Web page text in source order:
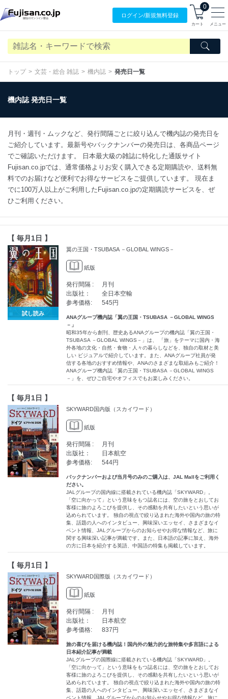
ログイン/新規無料登録
0
カート メニュー
トップ 文芸・総合 雑誌 機内誌 発売日一覧
機内誌 発売日一覧
月刊・週刊・ムックなど、発行間隔ごとに絞り込んで機内誌の発売日を
ご紹介しています。最新号やバックナンバーの発売日は、各商品ページ
でご確認いただけます。 日本最大級の雑誌に特化した通販サイト
Fujisan.co.jpでは、通常価格よりお安く購入できる定期購読や、送料無
料でのお届けなど便利でお得なサービスをご提供しています。 現在ま
でに100万人以上がご利用したFujisan.co.jpの定期購読サービスを、ぜ
ひご利用ください。
【 毎月1日 】
試し読み
翼の王国・TSUBASA －GLOBAL WINGS－
紙版
発行間隔 :
月刊
出版社：
全日本空輸
参考価格:
545円
ANAグループ機内誌「翼の王国・TSUBASA －GLOBAL WINGS
－」
昭和35年から創刊、歴史あるANAグループの機内誌「翼の王国・
TSUBASA －GLOBAL WINGS－」は、 「旅」をテーマに国内・海
外各地の文化・自然・食物・人々の暮らしなどを、独自の取材と美
しい ビジュアルで紹介しています。また、ANAグループ社員が発
信する各地のおすすめ情報や、ANAのさまざまな取組みもご紹介！
ANAグループ機内誌「翼の王国・TSUBASA －GLOBAL WINGS
－」を、ぜひご自宅やオフィスでもお楽しみください。
【 毎月1日 】
SKYWARD国内版（スカイワード）
紙版
発行間隔 :
月刊
出版社：
日本航空
参考価格:
544円
バックナンバーおよび当月号のみのご購入は、JAL Mallをご利用く
ださい。
JALグループの国内線に搭載されている機内誌「SKYWARD」。
「空に向かって」という意味をもつ誌名には、空の旅をとおしてお
客様に旅のよろこびを提供し、その感動を共有したいという思いが
込められています。 独自の視点で絞り込まれた海外や国内の旅の特
集、話題の人へのインタビュー、興味深いエッセイ、さまざまなイ
ベント情報、JALグループからのお知らせやお得な情報など、旅に
関する興味深い記事が満載です。また、日本語の記事に加え、海外
の方に日本を紹介する英語、中国語の特集も掲載しています。
【 毎月1日 】
SKYWARD国際版（スカイワード）
紙版
発行間隔 :
月刊
出版社：
日本航空
参考価格:
837円
旅の喜びを届ける機内誌！国内外の魅力的な旅特集や多言語による
日本紹介記事が満載
JALグループの国際線に搭載されている機内誌「SKYWARD」。
「空に向かって」という意味をもつ誌名には、空の旅をとおしてお
客様に旅のよろこびを提供し、その感動を共有したいという思いが
込められています。 独自の視点で絞り込まれた海外や国内の旅の特
集、話題の人へのインタビュー、興味深いエッセイ、さまざまなイ
ベント情報、JALグループからのお知らせやお得な情報など、旅に